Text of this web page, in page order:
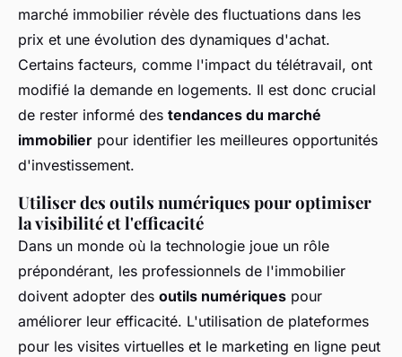
marché immobilier révèle des fluctuations dans les
prix et une évolution des dynamiques d'achat.
Certains facteurs, comme l'impact du télétravail, ont
modifié la demande en logements. Il est donc crucial
de rester informé des tendances du marché
immobilier pour identifier les meilleures opportunités
d'investissement.
Utiliser des outils numériques pour optimiser
la visibilité et l'efficacité
Dans un monde où la technologie joue un rôle
prépondérant, les professionnels de l'immobilier
doivent adopter des outils numériques pour
améliorer leur efficacité. L'utilisation de plateformes
pour les visites virtuelles et le marketing en ligne peut